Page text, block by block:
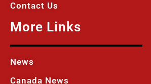
Contact Us
More Links
News
Canada News